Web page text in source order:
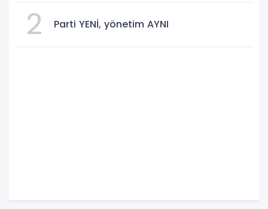
2 Parti YENİ, yönetim AYNI